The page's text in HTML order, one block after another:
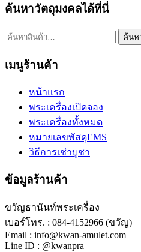
ค้นหาวัตถุมงคลได้ที่นี่
ค้นหา: ค้นห
เมนูร้านค้า
หน้าแรก
พระเครื่องเปิดจอง
พระเครื่องทั้งหมด
หมายเลขพัสดุEMS
วิธีการเช่าบูชา
ข้อมูลร้านค้า
ขวัญธานันท์พระเครื่อง
เบอร์โทร. : 084-4152966 (ขวัญ)
Email : info@kwan-amulet.com
Line ID : @kwanpra